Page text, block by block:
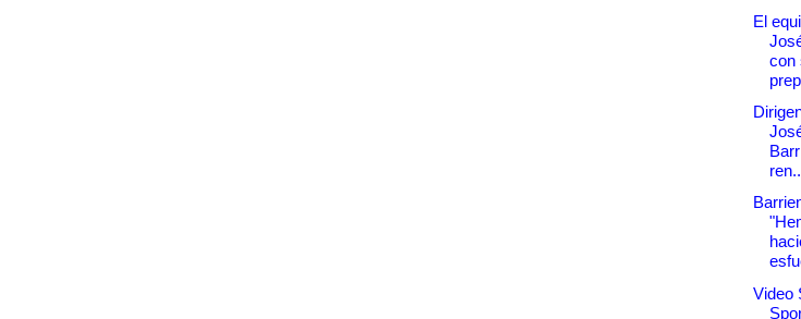
El
con
Video